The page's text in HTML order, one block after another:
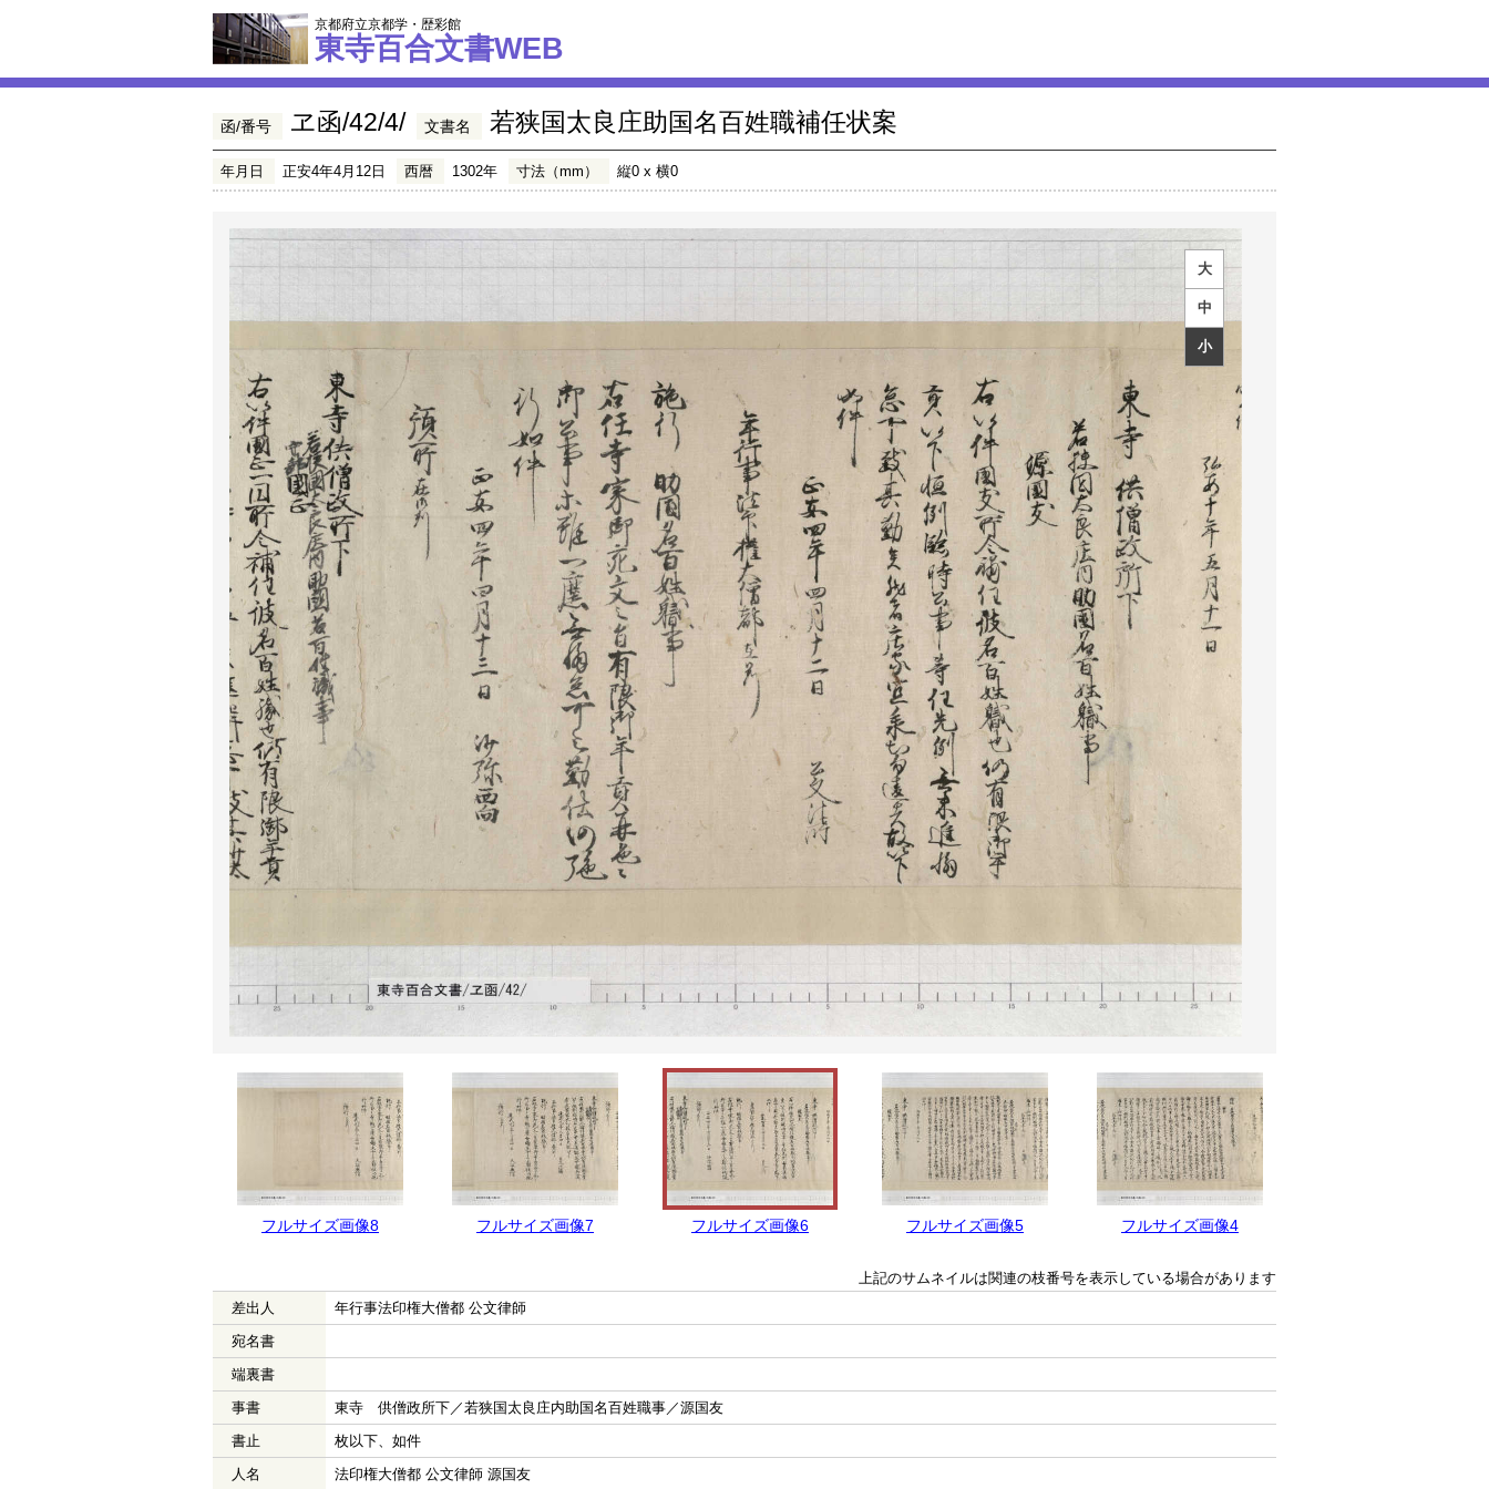
京都府立京都学・歴彩館
東寺百合文書WEB
函/番号 ヱ函/42/4/ 文書名 若狭国太良庄助国名百姓職補任状案
年月日 正安4年4月12日 西暦 1302年 寸法（mm） 縦0 x 横0
大
中
小
フルサイズ画像8 フルサイズ画像7 フルサイズ画像6 フルサイズ画像5 フルサイズ画像4
上記のサムネイルは関連の枝番号を表示している場合があります
差出人
年行事法印権大僧都 公文律師
宛名書
端裏書
事書
東寺 供僧政所下／若狭国太良庄内助国名百姓職事／源国友
書止
枚以下、如件
人名
法印権大僧都 公文律師 源国友